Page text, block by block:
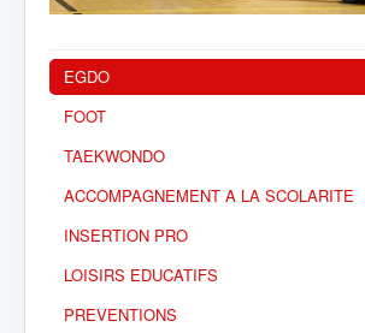
EGDO
FOOT
TAEKWONDO
ACCOMPAGNEMENT A LA SCOLARITE
INSERTION PRO
LOISIRS EDUCATIFS
PREVENTIONS